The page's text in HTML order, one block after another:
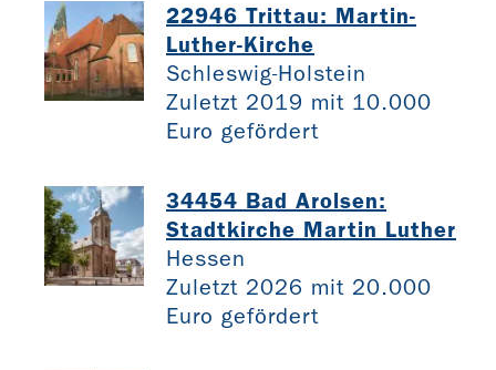
22946 Trittau: Martin-
Luther-Kirche
Schleswig-Holstein
Zuletzt 2019 mit 10.000
Euro gefördert
34454 Bad Arolsen:
Stadtkirche Martin Luther
Hessen
Zuletzt 2026 mit 20.000
Euro gefördert